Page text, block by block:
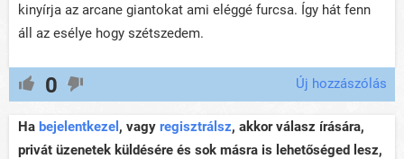
kinyírja az arcane giantokat ami eléggé furcsa. Így hát fenn
áll az esélye hogy szétszedem.
0 Új hozzászólás
Ha bejelentkezel , vagy regisztrálsz, akkor válasz írására,
privát üzenetek küldésére és sok másra is lehetőséged lesz,